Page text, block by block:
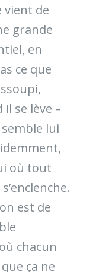
vient de
grande
en
ce que
se lève –
lui
où tout
est de
chacun
ça ne